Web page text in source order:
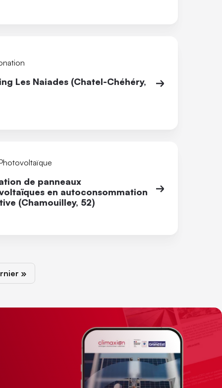
Les Naiades (Chatel-Chéhéry,
de panneaux
en autoconsommation
(Chamouilley, 52)
page
»